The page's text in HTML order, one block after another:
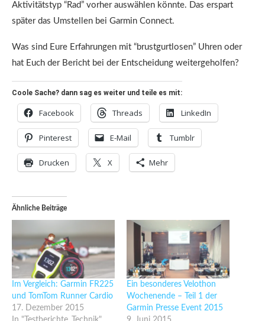
Aktivitätstyp “Rad” vorher auswählen könnte. Das erspart
später das Umstellen bei Garmin Connect.
Was sind Eure Erfahrungen mit “brustgurtlosen” Uhren oder
hat Euch der Bericht bei der Entscheidung weitergeholfen?
Coole Sache? dann sag es weiter und teile es mit:
Facebook Threads LinkedIn
Pinterest E-Mail Tumblr
Drucken X Mehr
Ähnliche Beiträge
Im Vergleich: Garmin FR225
und TomTom Runner Cardio
17. Dezember 2015
Ein besonderes Velothon
Wochenende – Teil 1 der
Garmin Presse Event 2015